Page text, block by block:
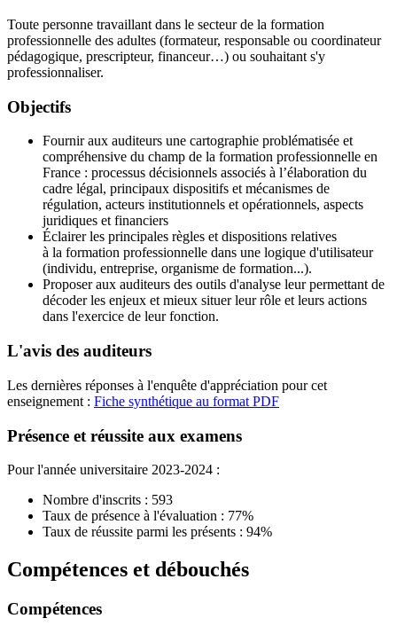
Toute personne travaillant dans le secteur de la formation
professionnelle des adultes (formateur, responsable ou coordinateur
pédagogique, prescripteur, financeur…) ou souhaitant s'y
professionnaliser.
Objectifs
Fournir aux auditeurs une cartographie problématisée et
compréhensive du champ de la formation professionnelle en
France : processus décisionnels associés à l’élaboration du
cadre légal, principaux dispositifs et mécanismes de
régulation, acteurs institutionnels et opérationnels, aspects
juridiques et financiers
Éclairer les principales règles et dispositions relatives
à la formation professionnelle dans une logique d'utilisateur
(individu, entreprise, organisme de formation...).
Proposer aux auditeurs des outils d'analyse leur permettant de
décoder les enjeux et mieux situer leur rôle et leurs actions
dans l'exercice de leur fonction.
L'avis des auditeurs
Les dernières réponses à l'enquête d'appréciation pour cet
enseignement : Fiche synthétique au format PDF
Présence et réussite aux examens
Pour l'année universitaire 2023-2024 :
Nombre d'inscrits : 593
Taux de présence à l'évaluation : 77%
Taux de réussite parmi les présents : 94%
Compétences et débouchés
Compétences